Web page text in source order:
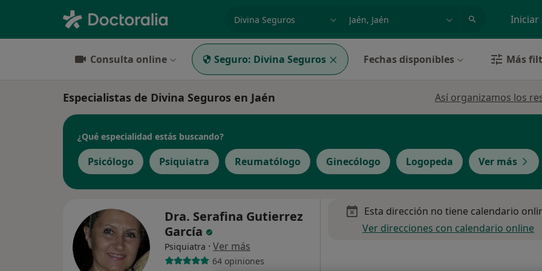
especialidad, enfermedad o nombre
p. ej. Madrid Iniciar
Consulta online Seguro: Divina Seguros Fechas disponibles Más
Especialistas de Divina Seguros en Jaén Así organizamos los
¿Qué especialidad estás buscando?
Psicólogo Psiquiatra Reumatólogo Ginecólogo Logopeda Ver más
Dra. Serafina Gutierrez
García
Psiquiatra · Ver más
64 opiniones
Esta dirección no tiene calendario
Ver direcciones con calendario online